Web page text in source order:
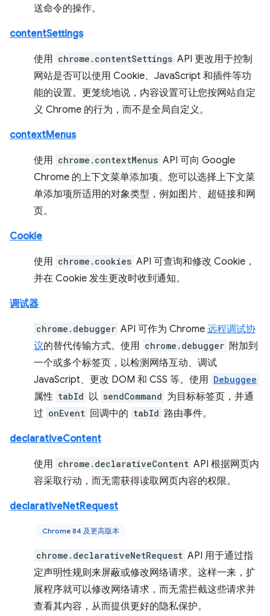
送命令的操作。
contentSettings
使用 chrome.contentSettings API 更改用于控制
网站是否可以使用 Cookie、JavaScript 和插件等功
能的设置。更笼统地说，内容设置可让您按网站自定
义 Chrome 的行为，而不是全局自定义。
contextMenus
使用 chrome.contextMenus API 可向 Google
Chrome 的上下文菜单添加项。您可以选择上下文菜
单添加项所适用的对象类型，例如图片、超链接和网
页。
Cookie
使用 chrome.cookies API 可查询和修改 Cookie，
并在 Cookie 发生更改时收到通知。
调试器
chrome.debugger API 可作为 Chrome 远程调试协
议的替代传输方式。使用 chrome.debugger 附加到
一个或多个标签页，以检测网络互动、调试
JavaScript、更改 DOM 和 CSS 等。使用 Debuggee
属性 tabId 以 sendCommand 为目标标签页，并通
过 onEvent 回调中的 tabId 路由事件。
declarativeContent
使用 chrome.declarativeContent API 根据网页内
容采取行动，而无需获得读取网页内容的权限。
declarativeNetRequest
Chrome 84 及更高版本
chrome.declarativeNetRequest API 用于通过指
定声明性规则来屏蔽或修改网络请求。这样一来，扩
展程序就可以修改网络请求，而无需拦截这些请求并
查看其内容，从而提供更好的隐私保护。